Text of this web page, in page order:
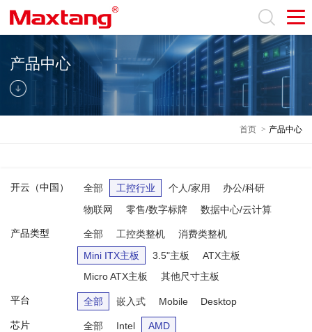
产品中心
首页 > 产品中心
开云（中国） 全部 工控行业 个人/家用
办公/科研
物联网
零售/数字标牌 数据中心/云计算
产品类型 全部 工控类整机
消费类整机
Mini ITX主板
3.5"主板
ATX主板
Micro ATX主板
其他尺寸主板
平台 全部 嵌入式 Mobile Desktop
芯片 全部 Intel AMD